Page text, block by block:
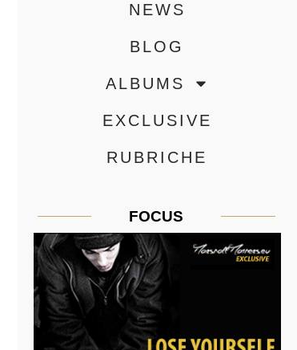
NEWS
BLOG
ALBUMS
EXCLUSIVE
RUBRICHE
FOCUS